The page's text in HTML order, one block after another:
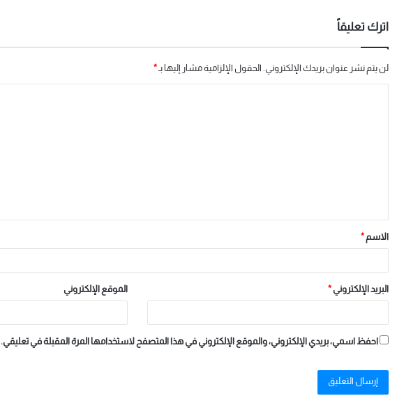
اترك تعليقاً
لن يتم نشر عنوان بريدك الإلكتروني. الحقول الإلزامية مشار إليها بـ*
ق
*الاسم*
البريد الإلكتروني* الموقع الإلكتروني
احفظ اسمي، بريدي الإلكتروني، والموقع الإلكتروني في هذا المتصفح لاستخدامها المرة المقبلة في تعليقي.